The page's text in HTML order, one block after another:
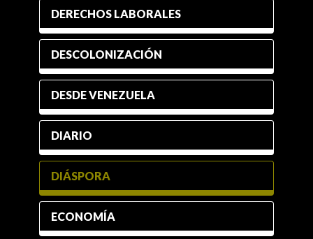
DERECHOS LABORALES
DESCOLONIZACIÓN
DESDE VENEZUELA
DIARIO
DIÁSPORA
ECONOMÍA